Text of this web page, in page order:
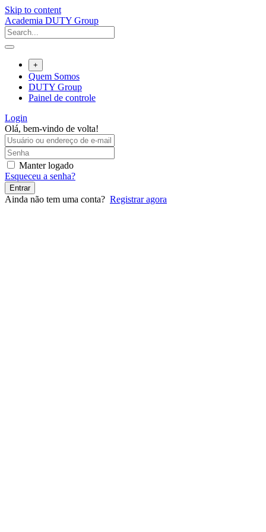
Skip to content
Academia DUTY Group
+
Quem Somos
DUTY Group
Painel de controle
Login
Olá, bem-vindo de volta!
Manter logado
Esqueceu a senha?
Entrar
Ainda não tem uma conta? Registrar agora